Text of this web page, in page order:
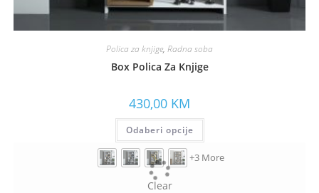
Polica za knjige, Radna soba
Box Polica Za Knjige
430,00 KM
Odaberi opcije
+3 More
Clear